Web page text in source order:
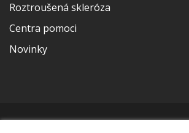
Roztroušená skleróza
Centra pomoci
Novinky